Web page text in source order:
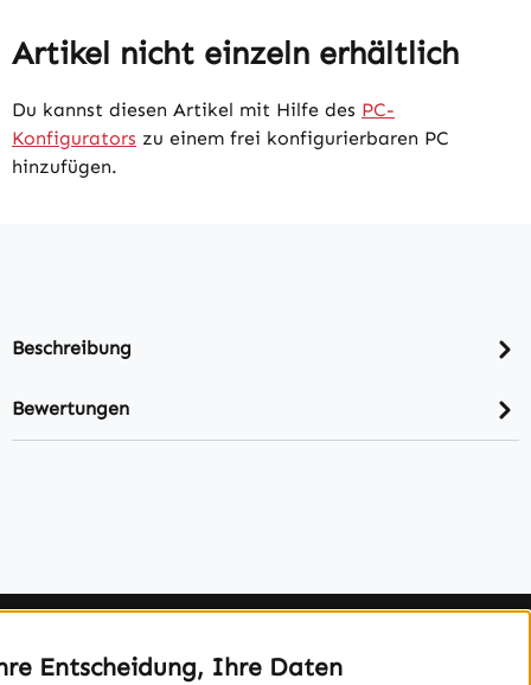
Artikel nicht einzeln erhältlich
Du kannst diesen Artikel mit Hilfe des PC-
Konfigurators zu einem frei konfigurierbaren PC
hinzufügen.
Beschreibung
Bewertungen
Entscheidung, Ihre Daten